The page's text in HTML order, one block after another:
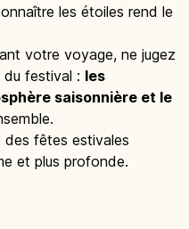
les étoiles rend le
votre voyage, ne jugez
du festival : les
saisonnière et le
fêtes estivales
et plus profonde.